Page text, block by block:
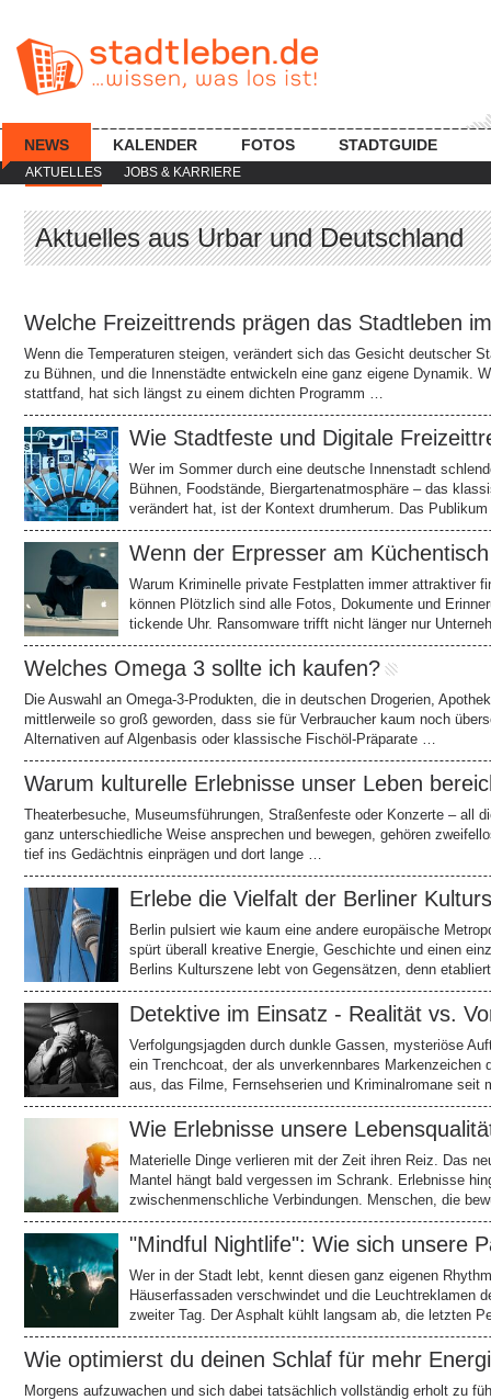
AKTUELLES JOBS & KARRIERE
NEWS KALENDER FOTOS STADTGUIDE
Aktuelles aus Urbar und Deutschland
Welche Freizeittrends prägen das Stadtleben
Wenn die Temperaturen steigen, verändert sich das Gesicht deutscher
zu Bühnen, und die Innenstädte entwickeln eine ganz eigene Dynamik.
stattfand, hat sich längst zu einem dichten Programm …
Wie Stadtfeste und Digitale
Wer im Sommer durch eine deutsche Innenstadt
Bühnen, Foodstände, Biergartenatmosphäre – das
verändert hat, ist der Kontext drumherum. Das
Wenn der Erpresser am
Warum Kriminelle private Festplatten immer attraktiver
können Plötzlich sind alle Fotos, Dokumente und
tickende Uhr. Ransomware trifft nicht länger nur
Welches Omega 3 sollte ich kaufen?
Die Auswahl an Omega-3-Produkten, die in deutschen Drogerien,
mittlerweile so groß geworden, dass sie für Verbraucher kaum noch
Alternativen auf Algenbasis oder klassische Fischöl-Präparate …
Warum kulturelle Erlebnisse unser Leben
Theaterbesuche, Museumsführungen, Straßenfeste oder Konzerte – all
ganz unterschiedliche Weise ansprechen und bewegen, gehören
tief ins Gedächtnis einprägen und dort lange …
Erlebe die Vielfalt der Berliner
Berlin pulsiert wie kaum eine andere europäische
spürt überall kreative Energie, Geschichte und einen
Berlins Kulturszene lebt von Gegensätzen, denn
Detektive im Einsatz - Realität vs.
Verfolgungsjagden durch dunkle Gassen, mysteriöse
ein Trenchcoat, der als unverkennbares
aus, das Filme, Fernsehserien und Kriminalromane seit
Wie Erlebnisse unsere
Materielle Dinge verlieren mit der Zeit ihren Reiz. Das
Mantel hängt bald vergessen im Schrank. Erlebnisse
zwischenmenschliche Verbindungen. Menschen, die
"Mindful Nightlife": Wie sich unsere
Wer in der Stadt lebt, kennt diesen ganz eigenen
Häuserfassaden verschwindet und die Leuchtreklamen
zweiter Tag. Der Asphalt kühlt langsam ab, die letzten
Wie optimierst du deinen Schlaf für mehr
Morgens aufzuwachen und sich dabei tatsächlich vollständig erholt zu